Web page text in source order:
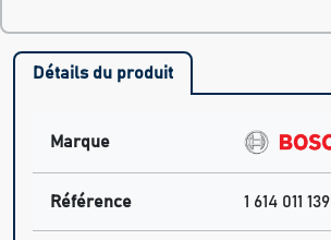
Détails du produit
Marque
Référence 1 614 011 139